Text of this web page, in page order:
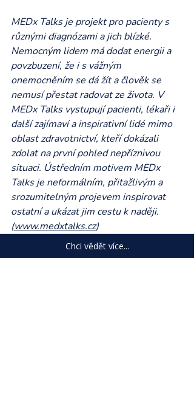
MEDx Talks je projekt pro pacienty s
různými diagnózami a jich blízké.
Nemocným lidem má dodat energii a
povzbuzení, že i s vážným
onemocněním se dá žít a člověk se
nemusí přestat radovat ze života. V
MEDx Talks vystupují pacienti, lékaři i
další zajímaví a inspirativní lidé mimo
oblast zdravotnictví, kteří dokázali
zdolat na první pohled nepříznivou
situaci. Ústředním motivem MEDx
Talks je neformálním, přitažlivým a
srozumitelným projevem inspirovat
ostatní a ukázat jim cestu k naději.
(www.medxtalks.cz)
Chci vědět více...